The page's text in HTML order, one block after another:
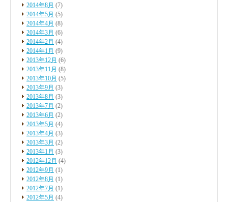
2014年8月 (7)
2014年5月 (5)
2014年4月 (8)
2014年3月 (6)
2014年2月 (4)
2014年1月 (9)
2013年12月 (6)
2013年11月 (8)
2013年10月 (5)
2013年9月 (3)
2013年8月 (3)
2013年7月 (2)
2013年6月 (2)
2013年5月 (4)
2013年4月 (3)
2013年3月 (2)
2013年1月 (3)
2012年12月 (4)
2012年9月 (1)
2012年8月 (1)
2012年7月 (1)
2012年5月 (4)